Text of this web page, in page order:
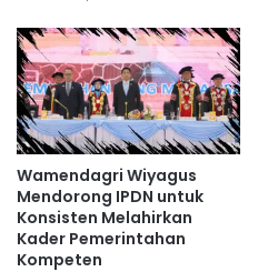
Wamendagri Wiyagus
Mendorong IPDN untuk
Konsisten Melahirkan
Kader Pemerintahan
Kompeten